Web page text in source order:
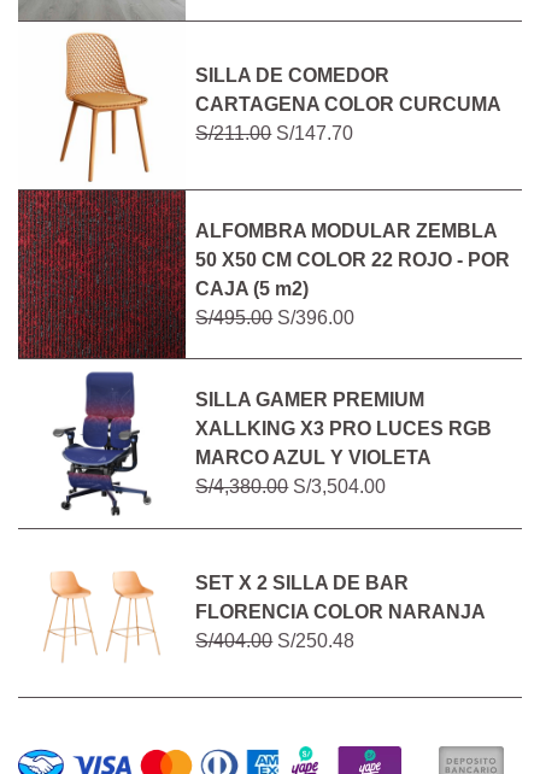
SILLA DE COMEDOR
CARTAGENA COLOR CURCUMA
S/211.00S/147.70
ALFOMBRA MODULAR ZEMBLA
50 X50 CM COLOR 22 ROJO - POR
CAJA (5 m2)
S/495.00S/396.00
SILLA GAMER PREMIUM
XALLKING X3 PRO LUCES RGB
MARCO AZUL Y VIOLETA
S/4,380.00S/3,504.00
SET X 2 SILLA DE BAR
FLORENCIA COLOR NARANJA
S/404.00S/250.48